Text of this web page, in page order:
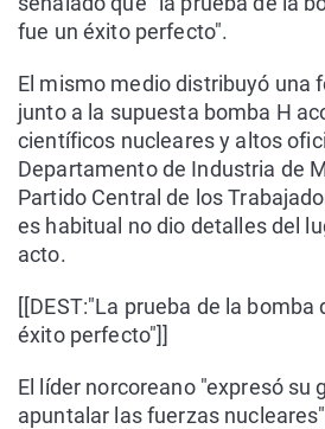
fue un éxito perfecto".
El mismo medio distribuyó una
junto a la supuesta bomba H
científicos nucleares y altos
Departamento de Industria de
Partido Central de los
es habitual no dio detalles del
acto.
[[DEST:"La prueba de la
éxito perfecto"]]
El líder norcoreano "expresó su
apuntalar las fuerzas